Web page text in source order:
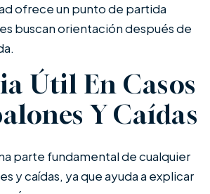
ofrece un punto de partida
buscan orientación después de
Útil En Casos
Y Caídas
parte fundamental de cualquier
y caídas, ya que ayuda a explicar